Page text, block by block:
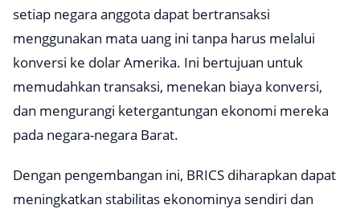
setiap negara anggota dapat bertransaksi
menggunakan mata uang ini tanpa harus melalui
konversi ke dolar Amerika. Ini bertujuan untuk
memudahkan transaksi, menekan biaya konversi,
dan mengurangi ketergantungan ekonomi mereka
pada negara-negara Barat.
Dengan pengembangan ini, BRICS diharapkan dapat
meningkatkan stabilitas ekonominya sendiri dan